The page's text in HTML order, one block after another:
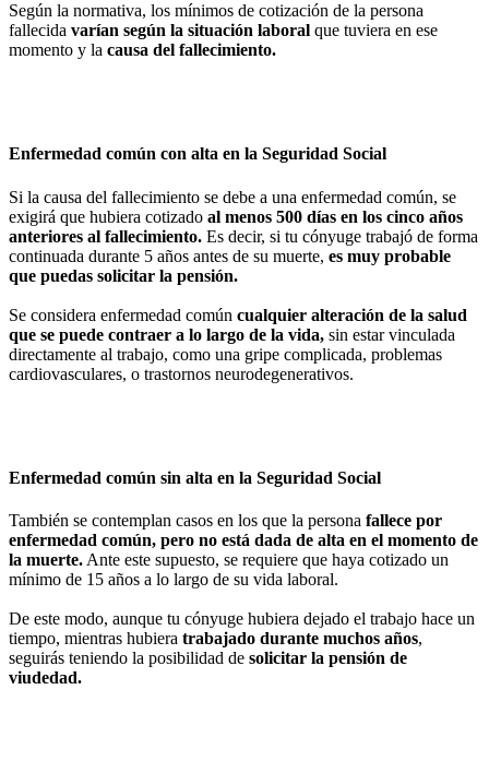
Según la normativa, los mínimos de cotización de la persona
fallecida varían según la situación laboral que tuviera en ese
momento y la causa del fallecimiento.
Enfermedad común con alta en la Seguridad Social
Si la causa del fallecimiento se debe a una enfermedad común, se
exigirá que hubiera cotizado al menos 500 días en los cinco años
anteriores al fallecimiento. Es decir, si tu cónyuge trabajó de forma
continuada durante 5 años antes de su muerte, es muy probable
que puedas solicitar la pensión.
Se considera enfermedad común cualquier alteración de la salud
que se puede contraer a lo largo de la vida, sin estar vinculada
directamente al trabajo, como una gripe complicada, problemas
cardiovasculares, o trastornos neurodegenerativos.
Enfermedad común sin alta en la Seguridad Social
También se contemplan casos en los que la persona fallece por
enfermedad común, pero no está dada de alta en el momento de
la muerte. Ante este supuesto, se requiere que haya cotizado un
mínimo de 15 años a lo largo de su vida laboral.
De este modo, aunque tu cónyuge hubiera dejado el trabajo hace un
tiempo, mientras hubiera trabajado durante muchos años,
seguirás teniendo la posibilidad de solicitar la pensión de
viudedad.